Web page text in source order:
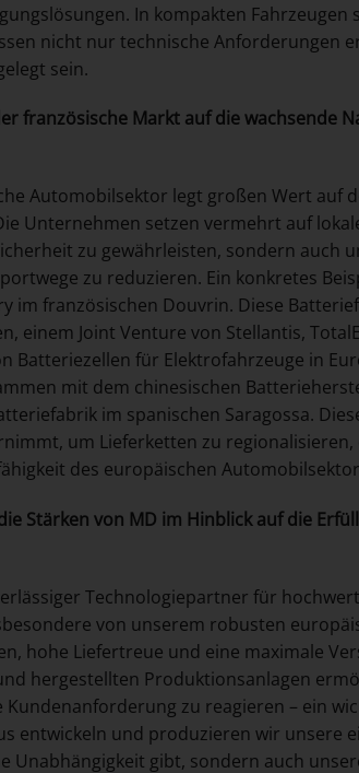
In kompakten
nicht nur technische Anforderungen
sein.
französische Markt auf die wachsende
Automobilsektor legt großen Wert auf
Unternehmen setzen vermehrt auf
zu gewährleisten, sondern auch
zu reduzieren. Ein konkretes
im französischen Douvrin. Diese
einem Joint Venture von Stellantis,
Batteriezellen für Elektrofahrzeuge in
mit dem chinesischen
im spanischen Saragossa.
um Lieferketten zu
des europäischen
Stärken von MD im Hinblick auf die
Technologiepartner für
von unserem robusten
hohe Liefertreue und eine maximale
hergestellten Produktionsanlagen
Kundenanforderung zu reagieren – ein
entwickeln und produzieren wir unsere
Unabhängigkeit gibt, sondern auch